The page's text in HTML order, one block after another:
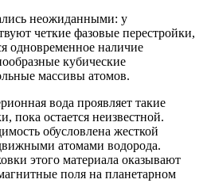
неожиданными: у
четкие фазовые перестройки,
одновременное наличие
кубические
массивы атомов.
вода проявляет такие
пока остается неизвестной.
обусловлена жесткой
атомами водорода.
этого материала оказывают
поля на планетарном